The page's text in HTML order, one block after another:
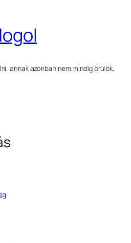
annak azonban nem mindig örülök,